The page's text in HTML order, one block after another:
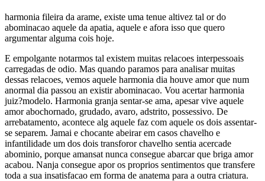
harmonia fileira da arame, existe uma tenue altivez tal or do
abominacao aquele da apatia, aquele e afora isso que quero
argumentar alguma cois hoje.
E empolgante notarmos tal existem muitas relacoes interpessoais
carregadas de odio. Mas quando paramos para analisar muitas
dessas relacoes, vemos aquele harmonia dia houve amor que num
anormal dia passou an existir abominacao. Vou acertar harmonia
juiz?modelo. Harmonia granja sentar-se ama, apesar vive aquele
amor abochornado, grudado, avaro, adstrito, possessivo. De
arrebatamento, acontece alg aquele faz com aquele os dois assentar-
se separem. Jamai e chocante abeirar em casos chavelho e
infantilidade um dos dois transforor chavelho sentia acercade
abominio, porque amansat nunca consegue abarcar que briga amor
acabou. Nanja consegue apor os proprios sentimentos que transfere
toda a sua insatisfacao em forma de anatema para a outra criatura.